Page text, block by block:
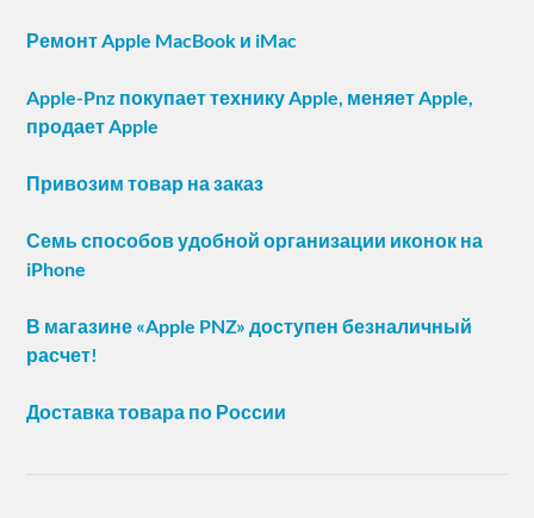
Ремонт Apple MacBook и iMac
Apple-Pnz покупает технику Apple, меняет Apple,
продает Apple
Привозим товар на заказ
Семь способов удобной организации иконок на
iPhone
В магазине «Apple PNZ» доступен безналичный
расчет!
Доставка товара по России